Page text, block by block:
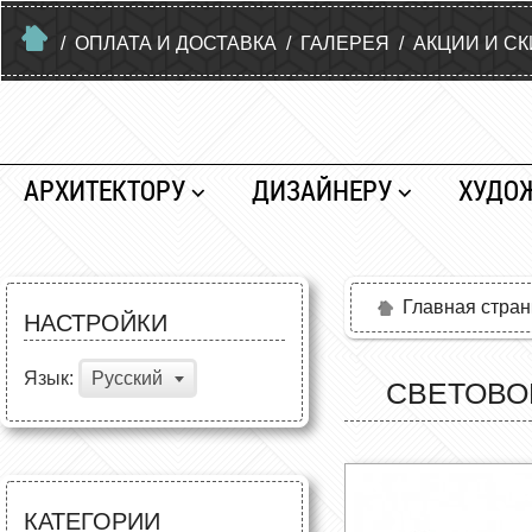
/ ОПЛАТА И ДОСТАВКА / ГАЛЕРЕЯ / АКЦИИ И
АРХИТЕКТОРУ ДИЗАЙНЕРУ
НАСТРОЙКИ
Язык: Русский
КАТЕГОРИИ
Главная